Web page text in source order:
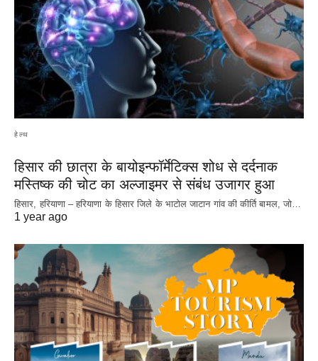
हेल्थ
हिसार की छात्रा के बायोइन्फॉर्मेटिक्स शोध से दर्दनाक
मस्तिष्क की चोट का अल्जाइमर से संबंध उजागर हुआ
हिसार, हरियाणा – हरियाणा के हिसार जिले के भाटोल जाटान गांव की कीर्ति बामल, जो…
1 year ago